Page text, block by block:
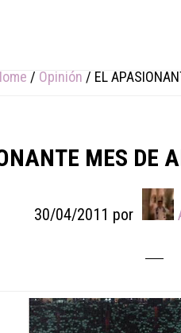
/ Opinión / EL
MES DE
30/04/2011 por